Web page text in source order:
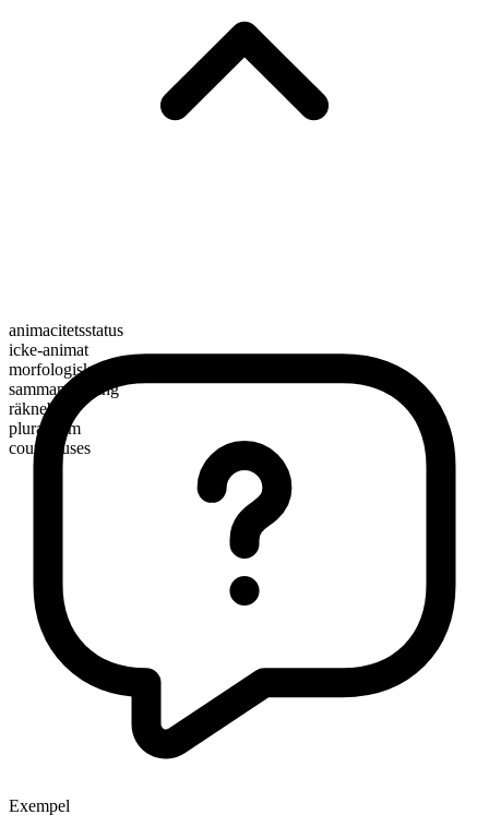
animacitetsstatus
icke-animat
morfologisk sammansättning
sammansättning
räknebart
pluralform
courthouses
Exempel